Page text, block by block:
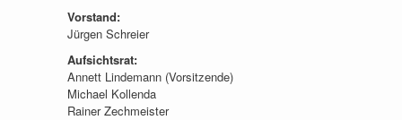
Vorstand:
Jürgen Schreier
Aufsichtsrat:
Annett Lindemann (Vorsitzende)
Michael Kollenda
Rainer Zechmeister